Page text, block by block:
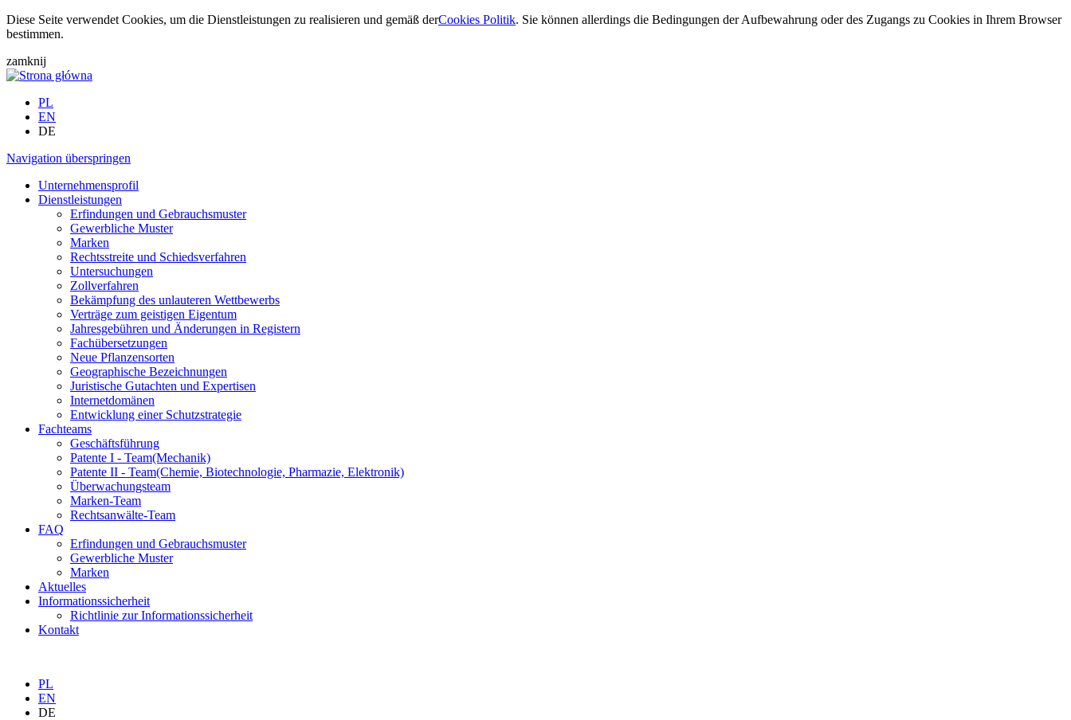
Diese Seite verwendet Cookies, um die Dienstleistungen zu realisieren und gemäß derCookies Politik. Sie können allerdings die Bedingungen der Aufbewahrung oder des Zugangs zu Cookies in Ihrem Browser
bestimmen.
zamknij
PL
EN
DE
Navigation überspringen
Unternehmensprofil
Dienstleistungen
Erfindungen und Gebrauchsmuster
Gewerbliche Muster
Marken
Rechtsstreite und Schiedsverfahren
Untersuchungen
Zollverfahren
Bekämpfung des unlauteren Wettbewerbs
Verträge zum geistigen Eigentum
Jahresgebühren und Änderungen in Registern
Fachübersetzungen
Neue Pflanzensorten
Geographische Bezeichnungen
Juristische Gutachten und Expertisen
Internetdomänen
Entwicklung einer Schutzstrategie
Fachteams
Geschäftsführung
Patente I - Team(Mechanik)
Patente II - Team(Chemie, Biotechnologie, Pharmazie, Elektronik)
Überwachungsteam
Marken-Team
Rechtsanwälte-Team
FAQ
Erfindungen und Gebrauchsmuster
Gewerbliche Muster
Marken
Aktuelles
Informationssicherheit
Richtlinie zur Informationssicherheit
Kontakt
PL
EN
DE